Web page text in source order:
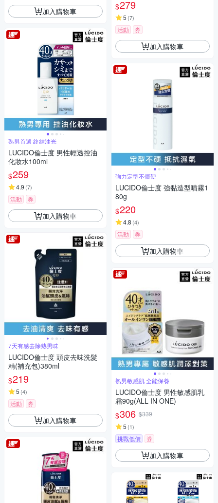
加入購物車
熟男首選 終結油光
LUCIDO倫士度 男性輕透控油
化妝水100ml
$259
4.9 (7)
活動 券
加入購物車
7天有感去除熟男味
LUCIDO倫士度 頭皮去味洗髮
精(補充包)380ml
$219
5 (4)
活動 券
加入購物車
$279
5 (7)
活動 券
加入購物車
強力定型不僵硬
LUCIDO倫士度 強黏造型噴霧1
80g
$220
4.8 (4)
活動 券
加入購物車
熟男敏感肌 全能保養
LUCIDO倫士度 男性敏感肌乳
霜90g(ALL IN ONE)
$306 $339
5 (1)
挑戰低價 券
加入購物車